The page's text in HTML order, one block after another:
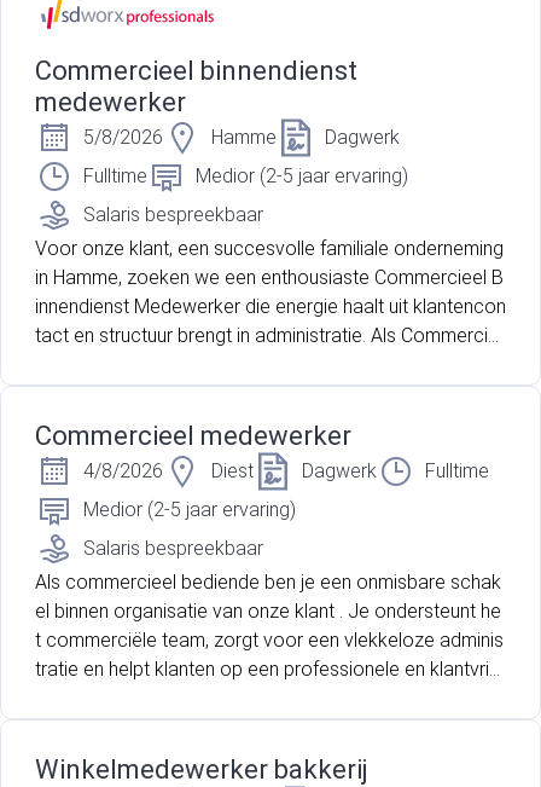
Commercieel binnendienst
medewerker
5/8/2026 Hamme
Dagwerk
Fulltime
Medior (2-5 jaar ervaring)
Salaris bespreekbaar
Voor onze klant, een succesvolle familiale onderneming
in Hamme, zoeken we een enthousiaste Commercieel B
innendienst Medewerker die energie haalt uit klantencon
tact en structuur brengt in administratie. Als Commercie
orgt dat klanten zich gehoord voelen, vragen snel beant
woord worden en orders vlekkeloos verlopen. Met jouw
servicegerichte aanpak bouw je mee aan sterke klanten
relaties én ondersteun je de verdere groei van de organi
satie.
Commercieel medewerker
4/8/2026 Diest Dagwerk
Fulltime
Medior (2-5 jaar ervaring)
Salaris bespreekbaar
Als commercieel bediende ben je een onmisbare schak
el binnen organisatie van onze klant . Je ondersteunt he
t commerciële team, zorgt voor een vlekkeloze adminis
tratie en helpt klanten op een professionele en klantvrie
omvat onder andere:
Winkelmedewerker bakkerij